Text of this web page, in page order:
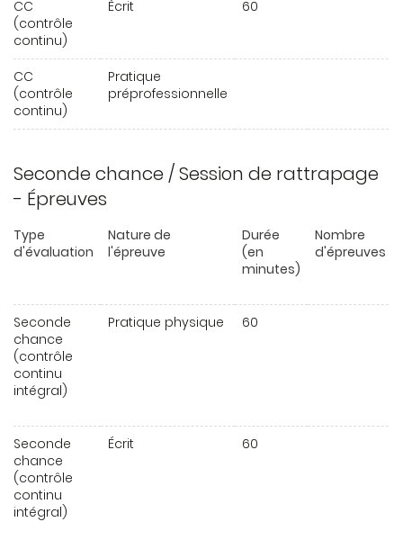
CC
(contrôle
continu)
Écrit 60
CC
(contrôle
continu)
Pratique
préprofessionnelle
Seconde chance / Session de rattrapage
- Épreuves
Type
d'évaluation
Nature de
l'épreuve
Durée
(en
minutes)
Nombre
d'épreuves
Seconde
chance
(contrôle
continu
intégral)
Pratique physique 60
Seconde
chance
(contrôle
continu
intégral)
Écrit 60